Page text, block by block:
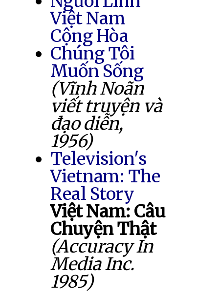
Việt Nam
Cộng Hòa
Chúng Tôi
Muốn Sống
(Vĩnh Noãn
viết truyện và
đạo diễn,
1956)
Television's
Vietnam: The
Real Story
Việt Nam: Câu
Chuyện Thật
(Accuracy In
Media Inc.
1985)